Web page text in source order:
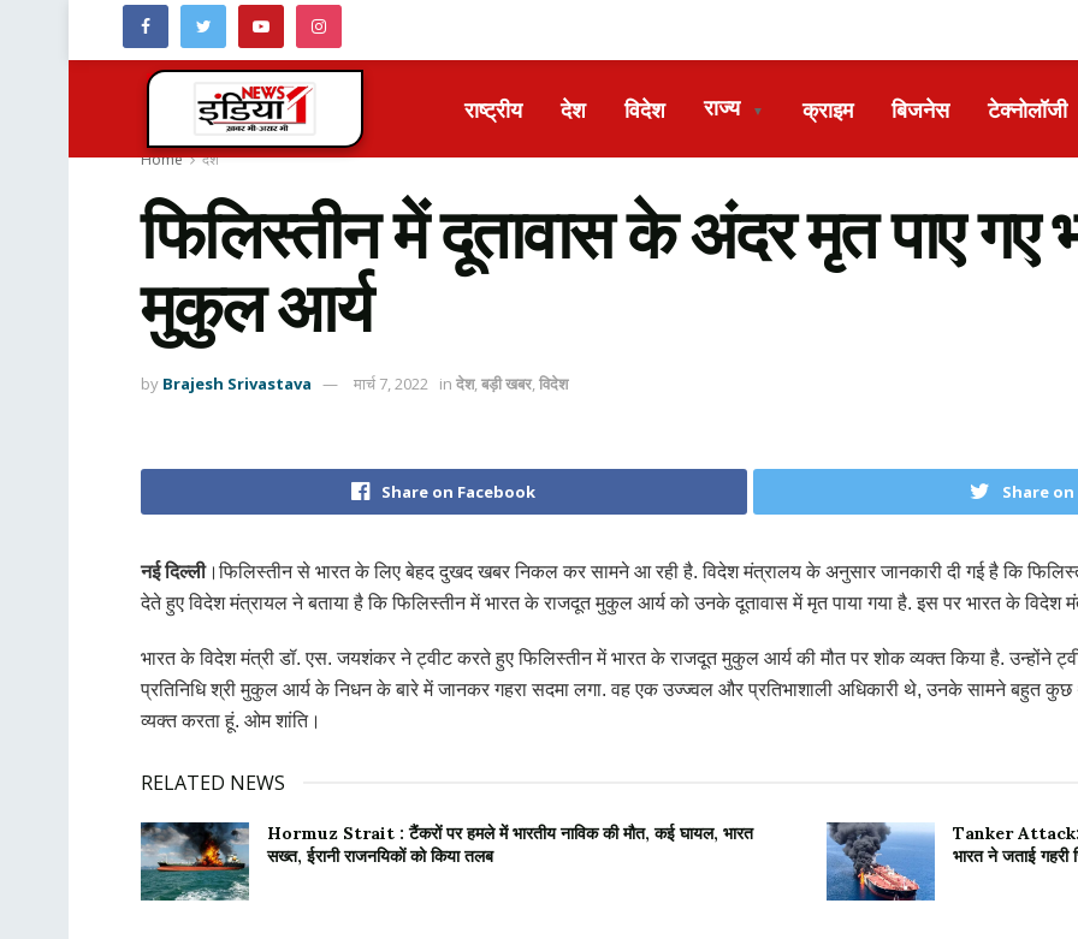
राष्ट्रीय देश विदेश राज्य ▼ क्राइम बिजनेस टेक्नोलॉजी
Home देश
फिलिस्तीन में दूतावास के अंदर मृत पाए गए
मुकुल आर्य
by Brajesh Srivastava मार्च 7, 2022 in देश,बड़ी खबर,विदेश
Share on Facebook Share
नई दिल्ली।फिलिस्तीन से भारत के लिए बेहद दुखद खबर निकल कर सामने आ रही है. विदेश मंत्रालय के अनुसार जानकारी दी गई है कि
देते हुए विदेश मंत्रायल ने बताया है कि फिलिस्तीन में भारत के राजदूत मुकुल आर्य को उनके दूतावास में मृत पाया गया है. इस पर भारत के विदेश
भारत के विदेश मंत्री डॉ. एस. जयशंकर ने ट्वीट करते हुए फिलिस्तीन में भारत के राजदूत मुकुल आर्य की मौत पर शोक व्यक्त किया है. उन्होंने
प्रतिनिधि श्री मुकुल आर्य के निधन के बारे में जानकर गहरा सदमा लगा. वह एक उज्ज्वल और प्रतिभाशाली अधिकारी थे, उनके सामने बहुत
व्यक्त करता हूं. ओम शांति।
RELATED NEWS
Hormuz Strait : टैंकरों पर हमले में भारतीय नाविक की मौत, कई घायल, भारत
सख्त, ईरानी राजनयिकों को किया तलब
Tanker Attack:
भारत ने जताई गहरी